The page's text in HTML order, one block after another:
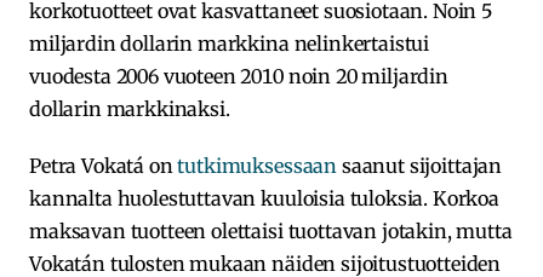
korkotuotteet ovat kasvattaneet suosiotaan. Noin 5
miljardin dollarin markkina nelinkertaistui
vuodesta 2006 vuoteen 2010 noin 20 miljardin
dollarin markkinaksi.
Petra Vokatá ontutkimuksessaan saanut sijoittajan
kannalta huolestuttavan kuuloisia tuloksia. Korkoa
maksavan tuotteen olettaisi tuottavan jotakin, mutta
Vokatán tulosten mukaan näiden sijoitustuotteiden